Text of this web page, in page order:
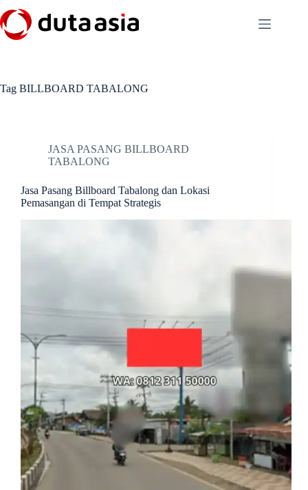
to
content
Tag BILLBOARD TABALONG
JASA PASANG BILLBOARD
TABALONG
Jasa Pasang Billboard Tabalong dan Lokasi
Pemasangan di Tempat Strategis